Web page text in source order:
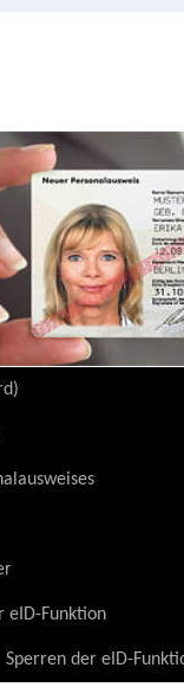
eID-Funktion
Sperren der eID-